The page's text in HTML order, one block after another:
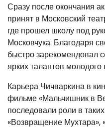
Сразу после окончания
принят в Московский
где прошел школу под
Московчука. Благодаря
быстро зарекомендовал
ярких талантов молодого
Карьера Чичваркина в
фильме «Мальчишник в
последовали роли в
«Возвращение Мухтара»,